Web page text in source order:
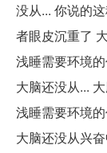
没从... 你说的
者眼皮沉重了
浅睡需要环境
大脑还没从...
浅睡需要环境
大脑还没从兴